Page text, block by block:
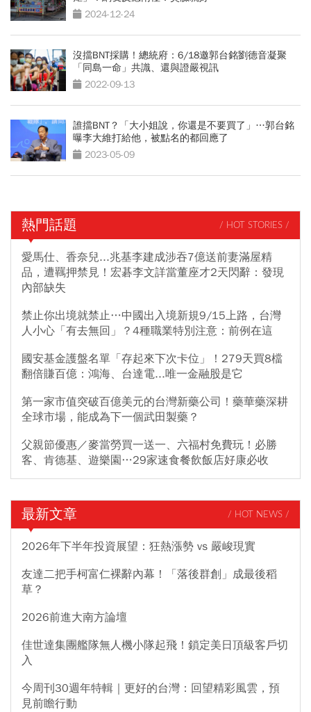
2024-12-24
沒擋BNT採購！總統府：6/18邀郭台銘劉德音凝聚
「同島一命」共識、還與證嚴視訊
2022-09-13
誰擋BNT？「大小姐說，你還是不要買了」…郭台銘
曝李大維打給他，被點名的都回應了
2023-05-09
熱門話題 / HOT STORIES /
愛馬仕、香奈兒...兆基李建成涉吞7億送前妻滿屋精
品，遭羈押禁見！宏碁李文詳當董座才2天閃辭：發現
內部缺失
禁止你出境就禁止…中國出入境新規9/15上路，台灣
人小心「有去無回」？4種職業特別注意：前例在這
國安基金護盤名單「存起來下次卡位」！279天買8檔
翻倍賺百億：鴻海、台達電...唯一金融股是它
第一家市值突破百億美元的台灣新藥公司！藥華藥深耕
全球市場，能成為下一個武田製藥？
父親節優惠／麥當勞買一送一、六福村免費玩！必勝
客、肯德基、遊樂園…29家速食餐飲飯店好康必收
最新文章 / HOT NEWS /
2026年下半年投資展望：狂熱漲勢 vs 嚴峻現實
友達二把手柯富仁裸辭內幕！「落後群創」成最後稻
草？
2026前進大南方論壇
佳世達集團艦隊無人機小隊起飛！鎖定美日頂級客戶切
入
今周刊30週年特輯｜更好的台灣：回望精彩風雲，預
見前瞻行動